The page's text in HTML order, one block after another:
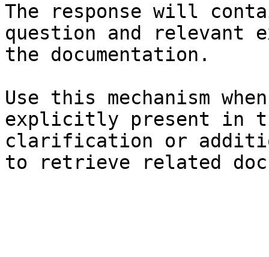
The response will
question and relevant
the documentation.
Use this mechanism
explicitly present in
clarification or